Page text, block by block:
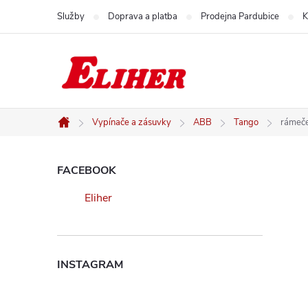
Služby Doprava a platba Prodejna Pardubice
Domů
Vypínače a zásuvky ABB Tango
P
s
FACEBOOK
Eliher
INSTAGRAM